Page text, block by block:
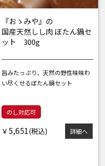
『おゝみや』の
国産天然しし肉 ぼたん鍋セ
ット 300g
旨みたっぷり、天然の野性味味わ
い尽くせるぼたん鍋セット
のし対応可
￥ 5,651 詳細へ